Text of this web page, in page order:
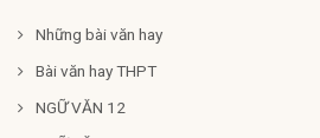
Những bài văn hay
Bài văn hay THPT
NGỮ VĂN 12